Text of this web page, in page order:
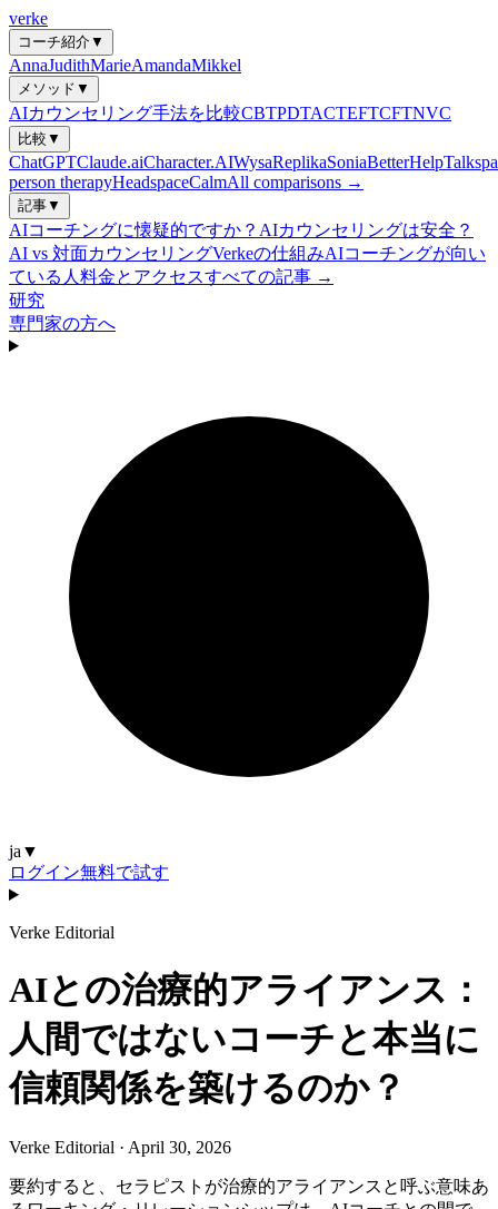
verke
コーチ紹介▼
AnnaJudithMarieAmandaMikkel
メソッド ▼
AIカウンセリング手法を比較CBTPDTACTEFTCFTNVC
比較 ▼
ChatGPTClaude.aiCharacter.AIWysaReplikaSoniaBetterHelp
person therapyHeadspaceCalmAll comparisons →
記事▼
AIコーチングに懐疑的ですか？ AIカウンセリングは安全？
AI vs 対面カウンセリングVerkeの仕組みAIコーチングが向い
ている人 料金とアクセスすべての記事 →
研究
専門家の方へ
ja ▼
ログイン無料で試す
Verke Editorial
AIとの治療的アライアンス：
人間ではないコーチと本当に
信頼関係を築けるのか？
Verke Editorial · April 30, 2026
要約すると、セラピストが治療的アライアンスと呼ぶ意味あ